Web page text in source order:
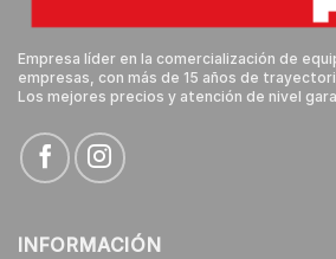
Empresa líder en la comercialización de
empresas, con más de 15 años de
Los mejores precios y atención de nivel
INFORMACIÓN